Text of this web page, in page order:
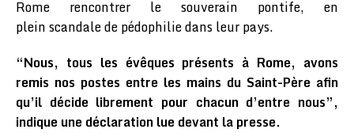
Rome rencontrer le souverain pontife, en
plein scandale de pédophilie dans leur pays.
“Nous, tous les évêques présents à Rome, avons
remis nos postes entre les mains du Saint-Père afin
qu’il décide librement pour chacun d’entre nous”,
indique une déclaration lue devant la presse.